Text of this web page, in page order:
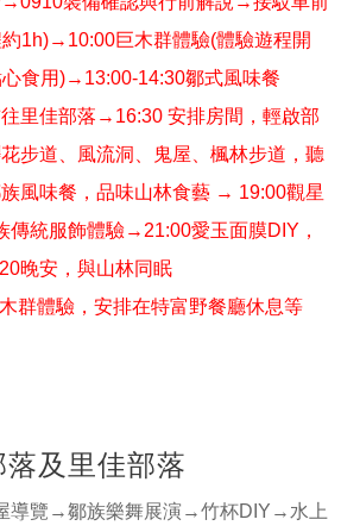
1h)→10:00巨木群體驗(體驗遊程開
食用)→13:00-14:30鄒式風味餐
里佳部落→16:30 安排房間，輕啟部
步道、風流洞、鬼屋、楓林步道，聽
風味餐，品味山林食藝 → 19:00觀星
傳統服飾體驗→21:00愛玉面膜DIY，
晚安，與山林同眠
群體驗，安排在特富野餐廳休息等
落及里佳部落
導覽→鄒族樂舞展演→竹杯DIY→水上